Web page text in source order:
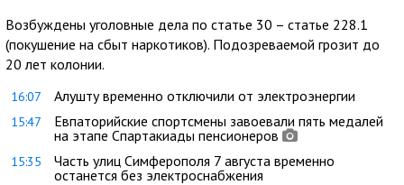
Возбуждены уголовные дела по статье 30 – статье 228.1
(покушение на сбыт наркотиков). Подозреваемой грозит до
20 лет колонии.
16:07 Алушту временно отключили от электроэнергии
15:47
Евпаторийские спортсмены завоевали пять медалей
на этапе Спартакиады пенсионеров
15:35
Часть улиц Симферополя 7 августа временно
останется без электроснабжения